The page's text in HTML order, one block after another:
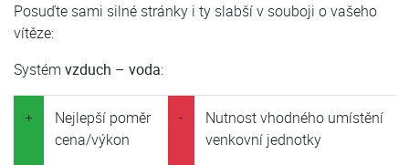
Posuďte sami silné stránky i ty slabší v souboji o vašeho
vítěze:
Systém vzduch – voda:
+
Nejlepší poměr
cena/výkon
-
Nutnost vhodného umístění
venkovní jednotky